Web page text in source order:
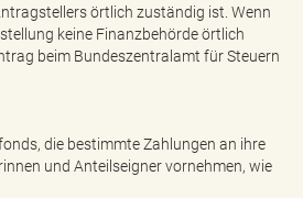
örtlich zuständig ist. Wenn
keine Finanzbehörde örtlich
beim Bundeszentralamt für Steuern
die bestimmte Zahlungen an ihre
und Anteilseigner vornehmen, wie